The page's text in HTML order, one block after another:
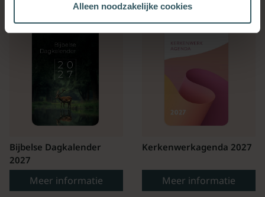
Alleen noodzakelijke cookies
Bijbelse Dagkalender
2027
Meer informatie
Kerkenwerkagenda 2027
Meer informatie